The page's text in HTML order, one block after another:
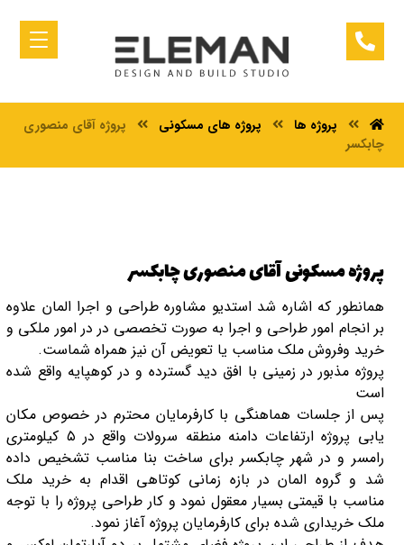
پروژه ها پروژه های مسکونی
پروژه آقای منصوری
چابکسر
پروژه مسکونی آقای منصوری چابکسر
همانطور که اشاره شد استدیو مشاوره طراحی و اجرا المان علاوه
بر انجام امور طراحی و اجرا به صورت تخصصی در در امور ملکی و
خرید وفروش ملک مناسب یا تعویض آن نیز همراه شماست.
پروژه مذبور در زمینی با افق دید گسترده و در کوهپایه واقع شده
است
پس از جلسات هماهنگی با کارفرمایان محترم در خصوص مکان
یابی پروژه ارتفاعات دامنه منطقه سرولات واقع در ۵ کیلومتری
رامسر و در شهر چابکسر برای ساخت بنا مناسب تشخیص داده
شد و گروه المان در بازه زمانی کوتاهی اقدام به خرید ملک
مناسب با قیمتی بسیار معقول نمود و کار طراحی پروژه را با توجه
ملک خریداری شده برای کارفرمایان پروژه آغاز نمود.